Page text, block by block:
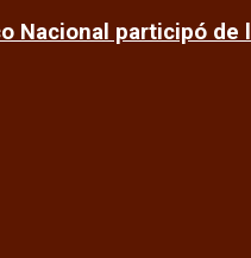
Nacional participó de